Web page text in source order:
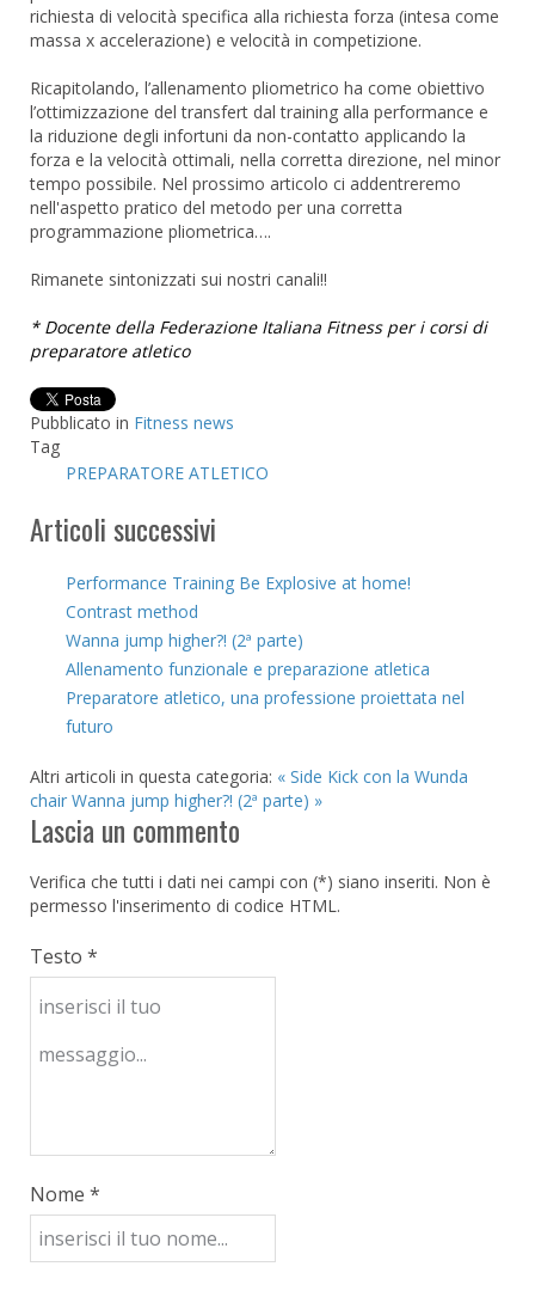
richiesta di velocità specifica alla richiesta forza (intesa come
massa x accelerazione) e velocità in competizione.
Ricapitolando, l’allenamento pliometrico ha come obiettivo
l’ottimizzazione del transfert dal training alla performance e
la riduzione degli infortuni da non-contatto applicando la
forza e la velocità ottimali, nella corretta direzione, nel minor
tempo possibile. Nel prossimo articolo ci addentreremo
nell'aspetto pratico del metodo per una corretta
programmazione pliometrica….
Rimanete sintonizzati sui nostri canali!!
* Docente della Federazione Italiana Fitness per i corsi di
preparatore atletico
Pubblicato in Fitness news
Tag
PREPARATORE ATLETICO
Articoli successivi
Performance Training Be Explosive at home!
Contrast method
Wanna jump higher?! (2ª parte)
Allenamento funzionale e preparazione atletica
Preparatore atletico, una professione proiettata nel
futuro
Altri articoli in questa categoria: « Side Kick con la Wunda
chair Wanna jump higher?! (2ª parte) »
Lascia un commento
Verifica che tutti i dati nei campi con (*) siano inseriti. Non è
permesso l'inserimento di codice HTML.
Testo *
Nome *